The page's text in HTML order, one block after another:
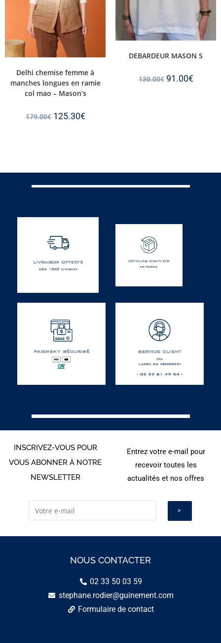
Delhi chemise femme à
manches longues en ramie
col mao – Mason’s
179.00€ 125.30€
DEBARDEUR MASON S
130.00€ 91.00€
INSCRIVEZ-VOUS POUR
VOUS ABONNER À NOTRE
NEWSLETTER
Entrez votre e-mail pour
recevoir toutes les
actualités et nos offres
NOUS CONTACTER
02 33 50 03 59
stephane.rodier@guinement.com
Formulaire de contact